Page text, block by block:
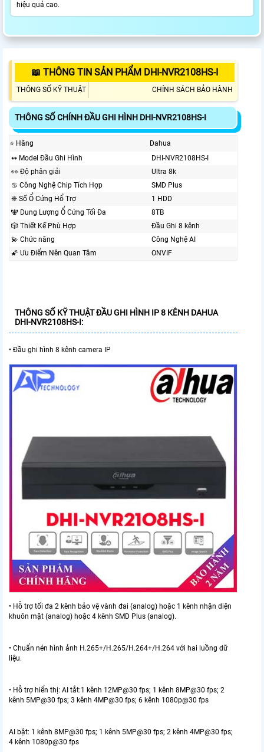
hiệu quả cao.
📖 THÔNG TIN SẢN PHẨM DHI-NVR2108HS-I
THÔNG SỐ KỸ THUẬT CHÍNH SÁCH BẢO HÀNH
THÔNG SỐ CHÍNH ĐẦU GHI HÌNH DHI-NVR2108HS-I
⭐ Hãng
Dahua
↭ Model Đầu Ghi Hình
DHI-NVR2108HS-I
️👀 Độ phân giải
Ultra 8k
♋ Công Nghệ Chip Tích Hợp
SMD Plus
❈ Số Ổ Cứng Hổ Trợ
1 HDD
🕎 Dung Lượng Ổ Cứng Tối Đa
8TB
🎲 Thiết Kế Phù Hợp
Đầu Ghi 8 kênh
💫 Chức năng
Công Nghệ AI
🌠 Ưu Điểm Nên Quan Tâm
ONVIF
THÔNG SỐ KỸ THUẬTĐẦU GHI HÌNH IP 8 KÊNH DAHUA
DHI-NVR2108HS-I:
• Đầu ghi hình 8 kênh camera IP
• Hỗ trợ tối đa 2 kênh bảo vệ vành đai (analog) hoặc 1 kênh nhận diện
khuôn mặt (analog) hoặc 4 kênh SMD Plus (analog).
• Chuẩn nén hình ảnh H.265+/H.265/H.264+/H.264 với hai luồng dữ
liệu.
• Hỗ trợ hiển thị: AI tắt:1 kênh 12MP@30 fps; 1 kênh 8MP@30 fps; 2
kênh 5MP@30 fps; 3 kênh 4MP@30 fps; 6 kênh 1080p@30 fps
AI bật: 1 kênh 8MP@30 fps; 1 kênh 5MP@30 fps; 2 kênh 4MP@30 fps;
4 kênh 1080p@30 fps